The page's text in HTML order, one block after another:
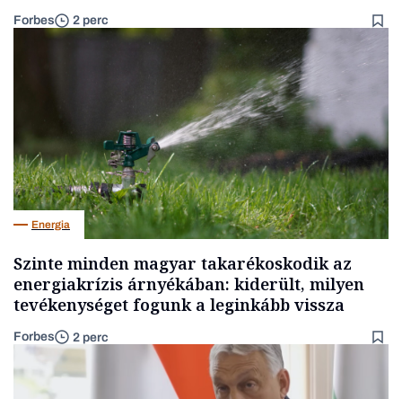
Forbes 2 perc
Energia
Szinte minden magyar takarékoskodik az
energiakrízis árnyékában: kiderült, milyen
tevékenységet fogunk a leginkább vissza
Forbes 2 perc